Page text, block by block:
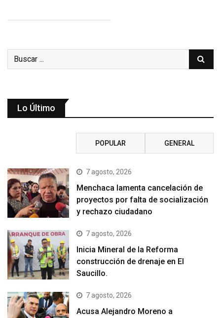
Lo Último
POPULAR GENERAL
7 agosto, 2026
Menchaca lamenta cancelación de
proyectos por falta de socialización
y rechazo ciudadano
7 agosto, 2026
Inicia Mineral de la Reforma
construcción de drenaje en El
Saucillo.
7 agosto, 2026
Acusa Alejandro Moreno a